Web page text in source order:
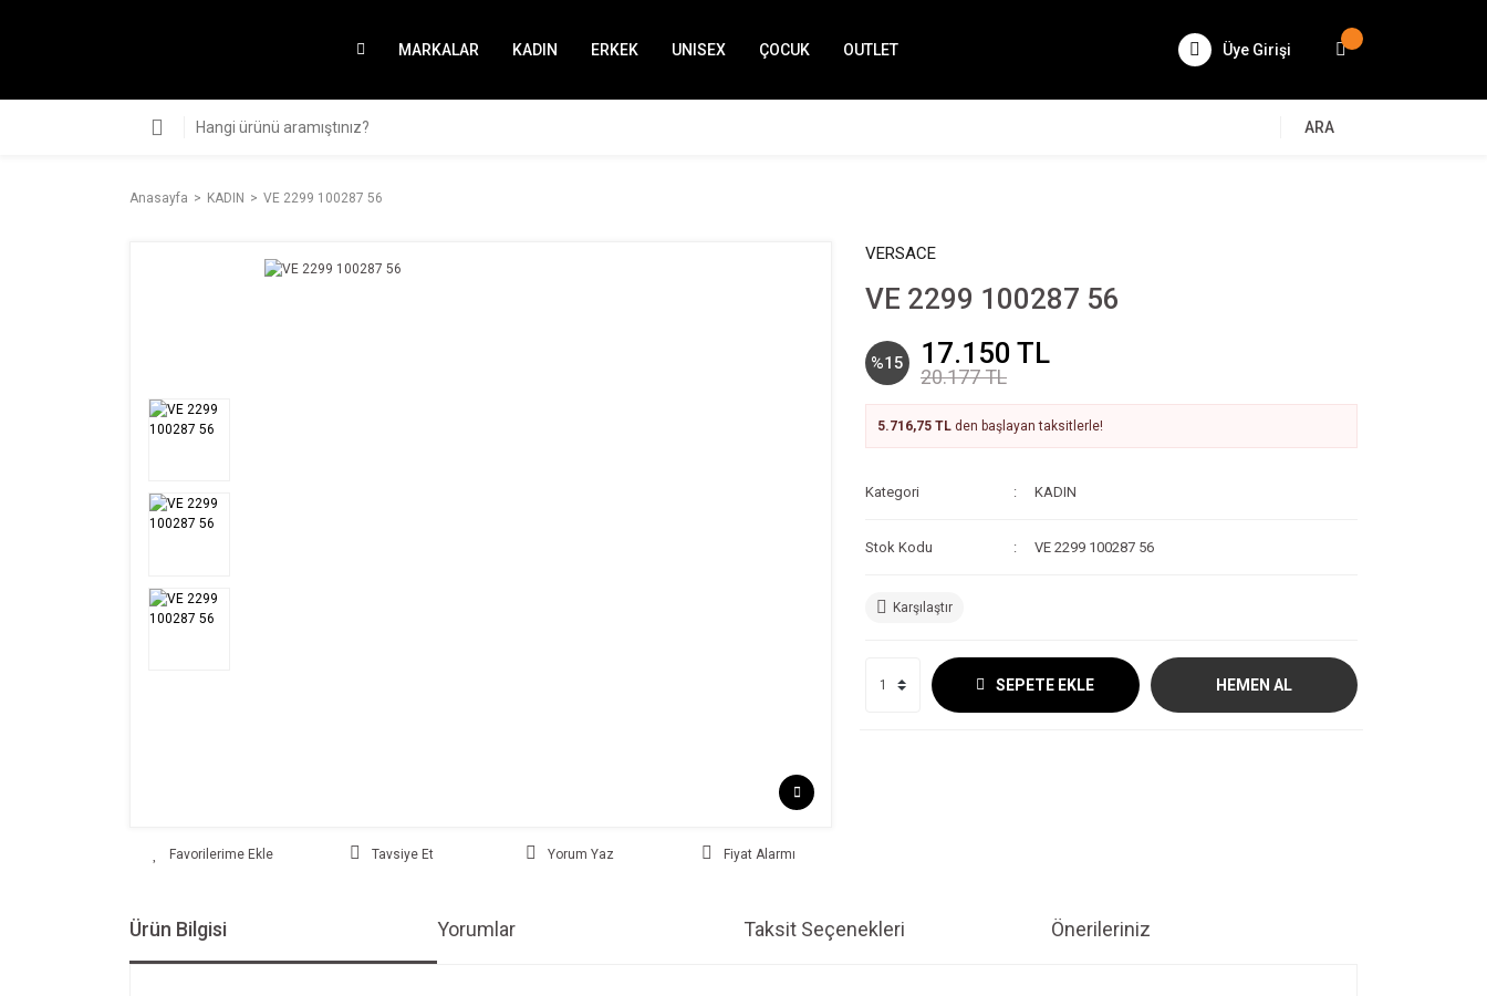
MARKALAR KADIN ERKEK UNISEX ÇOCUK OUTLET Üye Girişi
ARA
Anasayfa KADIN VE 2299 100287 56
Tavsiye Et Yorum Yaz Fiyat Alarmı
VERSACE
VE 2299 100287 56
%15 17.150 TL
20.177 TL
5.716,75 TL den başlayan taksitlerle!
Kategori KADIN
Stok Kodu VE 2299 100287 56
Karşılaştır
SEPETE EKLE HEMEN AL
Ürün Bilgisi Yorumlar Taksit Seçenekleri Önerileriniz